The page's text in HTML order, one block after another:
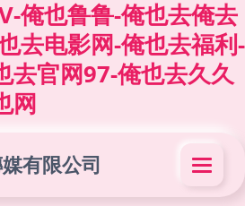
俺也鲁鲁-俺也去俺去
去电影网-俺也去福利-
去官网97-俺也去久久
网
有限公司